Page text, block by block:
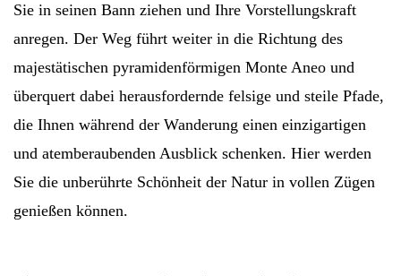
Sie in seinen Bann ziehen und Ihre Vorstellungskraft
anregen. Der Weg führt weiter in die Richtung des
majestätischen pyramidenförmigen Monte Aneo und
überquert dabei herausfordernde felsige und steile Pfade,
die Ihnen während der Wanderung einen einzigartigen
und atemberaubenden Ausblick schenken. Hier werden
Sie die unberührte Schönheit der Natur in vollen Zügen
genießen können.